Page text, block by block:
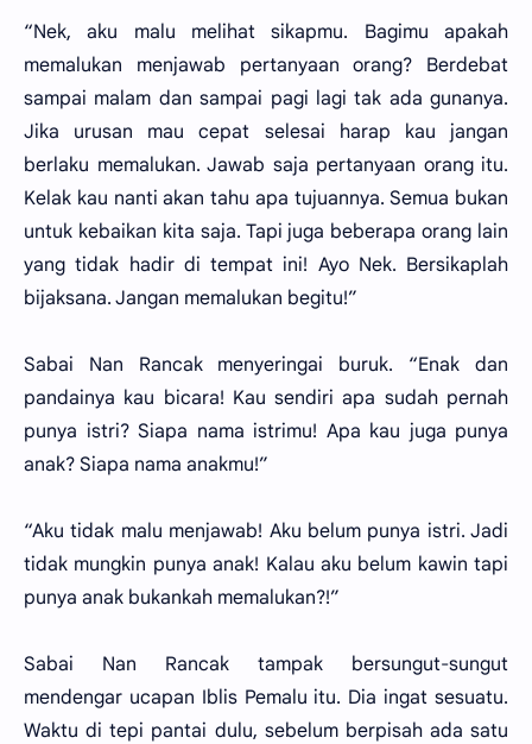
“Nek, aku malu melihat sikapmu. Bagimu apakah
memalukan menjawab pertanyaan orang? Berdebat
sampai malam dan sampai pagi lagi tak ada gunanya.
Jika urusan mau cepat selesai harap kau jangan
berlaku memalukan. Jawab saja pertanyaan orang itu.
Kelak kau nanti akan tahu apa tujuannya. Semua bukan
untuk kebaikan kita saja. Tapi juga beberapa orang lain
yang tidak hadir di tempat ini! Ayo Nek. Bersikaplah
bijaksana. Jangan memalukan begitu!”
Sabai Nan Rancak menyeringai buruk. “Enak dan
pandainya kau bicara! Kau sendiri apa sudah pernah
punya istri? Siapa nama istrimu! Apa kau juga punya
anak? Siapa nama anakmu!”
“Aku tidak malu menjawab! Aku belum punya istri. Jadi
tidak mungkin punya anak! Kalau aku belum kawin tapi
punya anak bukankah memalukan?!”
Sabai Nan Rancak tampak bersungut-sungut
mendengar ucapan Iblis Pemalu itu. Dia ingat sesuatu.
Waktu di tepi pantai dulu, sebelum berpisah ada satu